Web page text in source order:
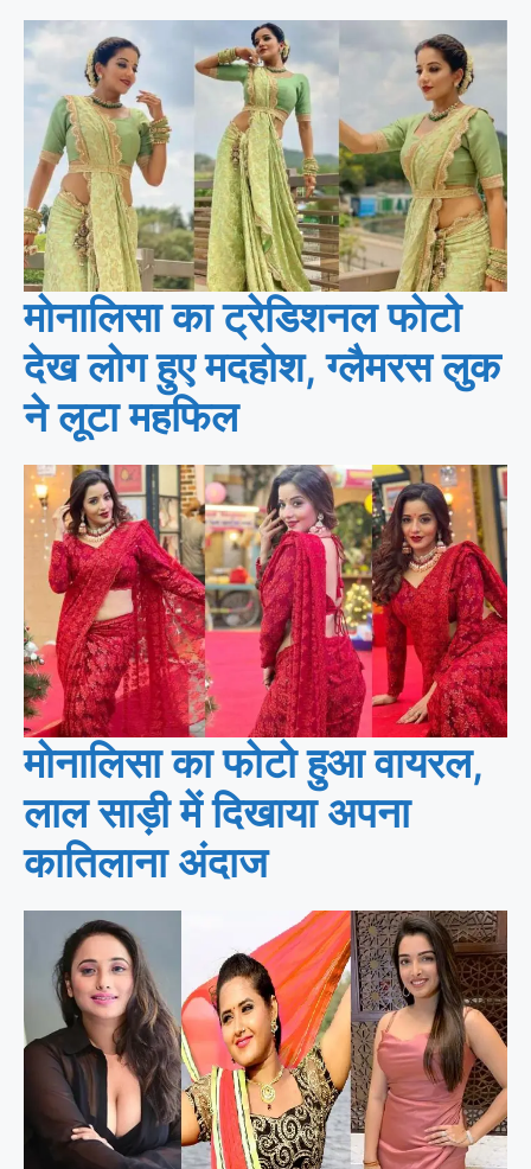
मोनालिसा का ट्रेडिशनल फोटो
देख लोग हुए मदहोश, ग्लैमरस लुक
ने लूटा महफिल
मोनालिसा का फोटो हुआ वायरल,
लाल साड़ी में दिखाया अपना
कातिलाना अंदाज